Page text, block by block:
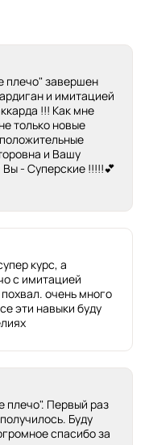
плечо" завершен
и имитацией
!!! Как мне
только новые
и Вашу
- Суперские !!!!!💕
курс, а
с имитацией
очень много
эти навыки буду
плечо". Первый раз
Буду
спасибо за